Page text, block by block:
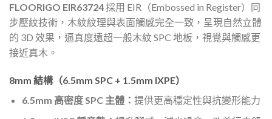
FLOORIGO EIR63724採用 EIR（Embossed in Register）同
步壓紋技術，木紋紋理與表面觸感完全一致，呈現自然立體
的 3D 效果，逼真度遠超一般木紋 SPC 地板，視覺與觸感更
接近真木。
8mm 結構（6.5mm SPC + 1.5mm IXPE）
6.5mm 高密度 SPC 主體： 提供更高穩定性與抗變形能力